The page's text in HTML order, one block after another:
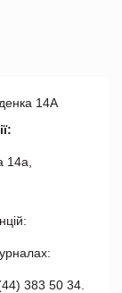
14А
14а,
383 50 34.